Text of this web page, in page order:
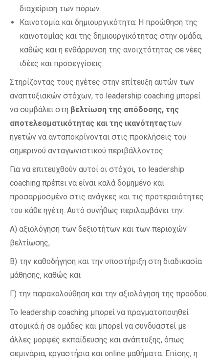
διαχείριση των πόρων.
Καινοτομία και δημιουργικότητα: Η προώθηση της
καινοτομίας και της δημιουργικότητας στην ομάδα,
καθώς και η ενθάρρυνση της ανοιχτότητας σε νέες
ιδέες και προσεγγίσεις.
Στηρίζοντας τους ηγέτες στην επίτευξη αυτών των
αναπτυξιακών στόχων, το leadership coaching μπορεί
να συμβάλει στη βελτίωση της απόδοσης, της
αποτελεσματικότητας και της ικανότηταςτων
ηγετών να ανταποκρίνονται στις προκλήσεις του
σημερινού ανταγωνιστικού περιβάλλοντος.
Για να επιτευχθούν αυτοί οι στόχοι, το leadership
coaching πρέπει να είναι καλά δομημένο και
προσαρμοσμένο στις ανάγκες και τις προτεραιότητες
του κάθε ηγέτη. Αυτό συνήθως περιλαμβάνει την:
Α) αξιολόγηση των δεξιοτήτων και των περιοχών
βελτίωσης,
Β) την καθοδήγηση και την υποστήριξη στη διαδικασία
μάθησης, καθώς και
Γ) την παρακολούθηση και την αξιολόγηση της προόδου.
Το leadership coaching μπορεί να πραγματοποιηθεί
ατομικά ή σε ομάδες και μπορεί να συνδυαστεί με
άλλες μορφές εκπαίδευσης και ανάπτυξης, όπως
σεμινάρια, εργαστήρια και online μαθήματα. Επίσης, η